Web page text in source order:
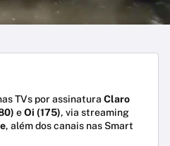
TVs por assinatura Claro
eOi (175), via streaming
, além dos canais nas Smart